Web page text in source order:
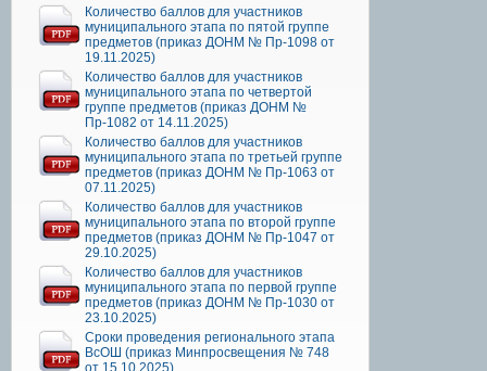
Количество баллов для участников
муниципального этапа по пятой группе
предметов (приказ ДОНМ № Пр-1098 от
19.11.2025)
Количество баллов для участников
муниципального этапа по четвертой
группе предметов (приказ ДОНМ №
Пр-1082 от 14.11.2025)
Количество баллов для участников
муниципального этапа по третьей группе
предметов (приказ ДОНМ № Пр-1063 от
07.11.2025)
Количество баллов для участников
муниципального этапа по второй группе
предметов (приказ ДОНМ № Пр-1047 от
29.10.2025)
Количество баллов для участников
муниципального этапа по первой группе
предметов (приказ ДОНМ № Пр-1030 от
23.10.2025)
Сроки проведения регионального этапа
ВсОШ (приказ Минпросвещения № 748
от 15.10.2025)